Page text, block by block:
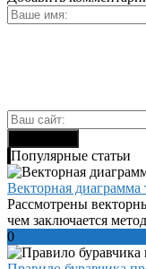
Популярные статьи
Векторная
Рассмотрены
чем заключается
0